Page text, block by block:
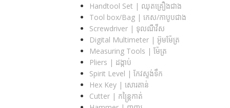
Handtool Set | ឈុតគ្រឿងជាង
Tool box/Bag | កេស/កាបូបជាង
Screwdriver | ទុលណឺវីស
Digital Multimeter | អ៊ូមម៉ែត្រ
Measuring Tools | ម៉ែត្រ
Pliers | ដង្កាប់
Spirit Level | កែវស្ទង់ទឹក
Hex Key | សោរតាន់
Cutter | កន្រ្តៃកាត់